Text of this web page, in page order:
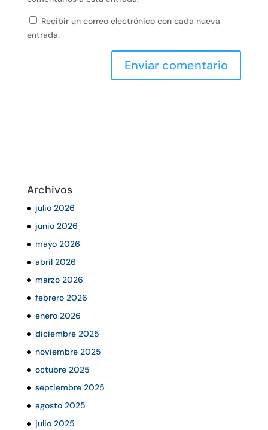
Recibir un correo electrónico con cada nueva
entrada.
Archivos
julio 2026
junio 2026
mayo 2026
abril 2026
marzo 2026
febrero 2026
enero 2026
diciembre 2025
noviembre 2025
octubre 2025
septiembre 2025
agosto 2025
julio 2025